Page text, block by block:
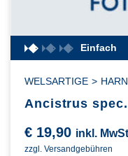
Einfach
WELSARTIGE >
Ancistrus
€ 19,90 inkl.
zzgl. Versandgebühren